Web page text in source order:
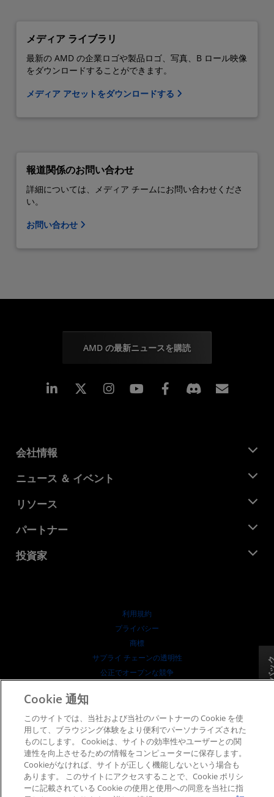
メディア ライブラリ
最新の AMD の企業ロゴや製品ロゴ、写真、B ロール映像
をダウンロードすることができます。
メディア アセットをダウンロードする
報道関係のお問い合わせ
詳細については、メディア チームにお問い合わせくださ
い。
お問い合わせ
AMD の最新ニュースを購読
Linkedin Instagram Facebook
会社情報
AMD について
企業責任
キャリア
お問い合わせ
ニュース ＆ イベント
ニュースルーム
メディア ライブラリ
リソース
デベロッパー セントラル
ケース スタディ
パートナー
AMD パートナー ハブ
投資家
利用規約
プライバシー
商標
サプライ チェーンの透明性
公正でオープンな競争
Cookie の設定
© 2026 Advanced Micro Devices, Inc.
フィ
Cookie 通知
このサイトでは、当社および当社のパートナーの Cookie を使
用して、ブラウジング体験をより便利でパーソナライズされた
ものにします。 Cookieは、サイトの効率性やユーザーとの関
連性を向上させるための情報をコンピューターに保存します。
Cookieがなければ、サイトが正しく機能しないという場合も
あります。 このサイトにアクセスすることで、Cookie ポリシ
ーに記載されている Cookie の使用と使用への同意を当社に指